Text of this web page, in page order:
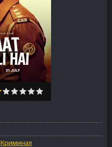
Криминал